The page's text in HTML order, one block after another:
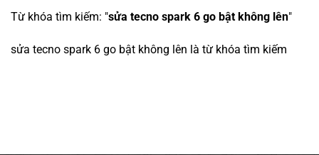
Từ khóa tìm kiếm: "sửa tecno spark 6 go bật không lên"
sửa tecno spark 6 go bật không lên là từ khóa tìm kiếm